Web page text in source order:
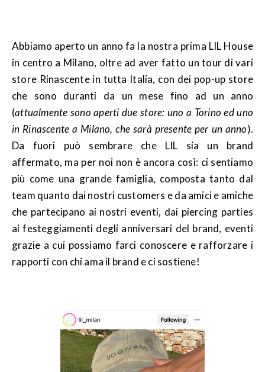
Abbiamo aperto un anno fa la nostra prima LIL House
in centro a Milano, oltre ad aver fatto un tour di vari
store Rinascente in tutta Italia, con dei pop-up store
che sono duranti da un mese fino ad un anno
(attualmente sono aperti due store: uno a Torino ed uno
in Rinascente a Milano, che sarà presente per un anno).
Da fuori può sembrare che LIL sia un brand
affermato, ma per noi non è ancora così: ci sentiamo
più come una grande famiglia, composta tanto dal
team quanto dai nostri customers e da amici e amiche
che partecipano ai nostri eventi, dai piercing parties
ai festeggiamenti degli anniversari del brand, eventi
grazie a cui possiamo farci conoscere e rafforzare i
rapporti con chi ama il brand e ci sostiene!